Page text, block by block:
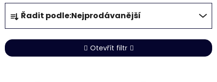
Ř
a
z
e
n
Řadit podle:Nejprodávanější
Otevřít filtr